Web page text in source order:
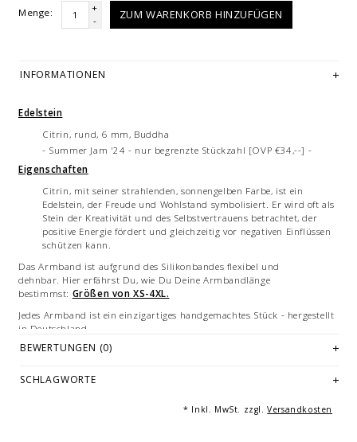
Menge:
+
-
ZUM WARENKORB HINZUFÜGEN
INFORMATIONEN
Edelstein
Citrin, rund, 6 mm, Buddha
- Summer Jam '24 - nur begrenzte Stückzahl [OVP €34,--] -
Eigenschaften
Citrin, mit seiner strahlenden, sonnengelben Farbe, ist ein
Edelstein, der Freude und Wohlstand symbolisiert. Er wird oft als
Stein der Kreativität und des Selbstvertrauens betrachtet, der
positive Energie fördert und gleichzeitig vor negativen Einflüssen
schützen kann.
Das Armband ist aufgrund des Silikonbandes flexibel und
dehnbar. Hier erfährst Du, wie Du Deine Armbandlänge
bestimmst: Größen von XS-4XL.
Jedes Armband ist ein einzigartiges handgemachtes Stück - hergestellt
in Deutschland.
Edelsteine sind Naturprodukte, weshalb geringfügige Unterschiede in
BEWERTUNGEN (0)
SCHLAGWORTE
* Inkl. MwSt. zzgl.Versandkosten